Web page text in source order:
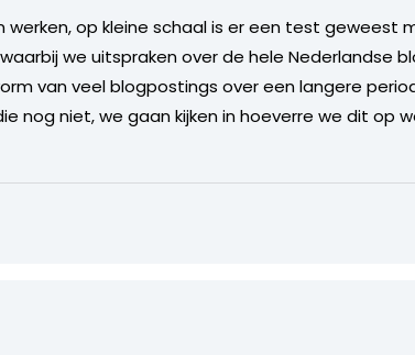
op kleine schaal is er een test geweest
we uitspraken over de hele Nederlandse
van veel blogpostings over een langere
nog niet, we gaan kijken in hoeverre we dit op